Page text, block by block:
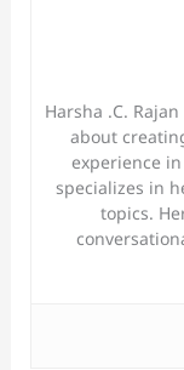
Harsha .C.
about
experience
specializes in
topics.